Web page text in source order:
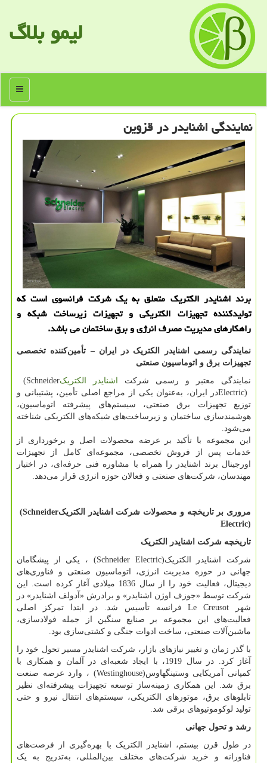
لیمو بلاگ
منو
نمایندگی اشنایدر در قزوین
برند اشنایدر الكتریك متعلق به یك شركت فرانسوی است كه
تولیدكننده تجهیزات الكتریكی و تجهیزات زیرساخت شبكه و
راهكارهای مدیریت مصرف انرژی و برق ساختمان می باشد.
نمایندگی رسمی اشنایدر الکتریک در ایران – تأمین‌کننده تخصصی
تجهیزات برق و اتوماسیون صنعتی
نمایندگی معتبر و رسمی شرکت
اشنایدر الکتریک(Schneider
Electric)در ایران، به‌عنوان یکی از مراجع اصلی تأمین، پشتیبانی و
توزیع تجهیزات برق صنعتی، سیستم‌های پیشرفته اتوماسیون،
هوشمندسازی ساختمان و زیرساخت‌های شبکه‌های الکتریکی شناخته
می‌شود.
این مجموعه با تأکید بر عرضه محصولات اصل و برخورداری از
خدمات پس از فروش تخصصی، مجموعه‌ای کامل از تجهیزات
اورجینال برند اشنایدر را همراه با مشاوره فنی حرفه‌ای، در اختیار
مهندسان، شرکت‌های صنعتی و فعالان حوزه انرژی قرار می‌دهد.
مروری بر تاریخچه و محصولات شرکت اشنایدر الکتریک(Schneider
Electric)
تاریخچه شرکت اشنایدر الکتریک
شرکت اشنایدر الکتریک(Schneider Electric) ، یکی از پیشگامان
جهانی در حوزه مدیریت انرژی، اتوماسیون صنعتی و فناوری‌های
دیجیتال، فعالیت خود را از سال 1836 میلادی آغاز کرده است. این
شرکت توسط «جوزف اوژن اشنایدر» و برادرش «آدولف اشنایدر» در
شهر
Le Creusot فرانسه تأسیس شد. در ابتدا تمرکز اصلی
فعالیت‌های این مجموعه بر صنایع سنگین از جمله فولادسازی،
ماشین‌آلات صنعتی، ساخت ادوات جنگی و کشتی‌سازی بود.
با گذر زمان و تغییر نیازهای بازار، شرکت اشنایدر مسیر تحول خود را
آغاز کرد. در سال 1919، با ایجاد شعبه‌ای در آلمان و همکاری با
کمپانی آمریکایی وستینگهاوس(Westinghouse) ، وارد عرصه صنعت
برق شد. این همکاری زمینه‌ساز توسعه تجهیزات پیشرفته‌ای نظیر
تابلوهای برق، موتورهای الکتریکی، سیستم‌های انتقال نیرو و حتی
تولید لوکوموتیوهای برقی شد.
رشد و تحول جهانی
در طول قرن بیستم، اشنایدر الکتریک با بهره‌گیری از فرصت‌های
فناورانه و خرید شرکت‌های مختلف بین‌المللی، به‌تدریج به یک